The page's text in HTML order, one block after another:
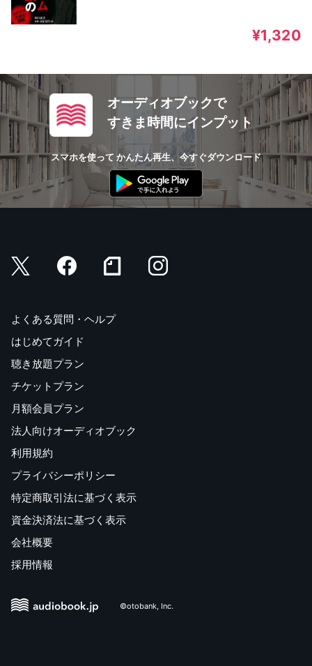
¥1,320
オーディオブックで
すきま時間にインプット
スマホを使って かんたん再生、今すぐダウンロード
よくある質問・ヘルプ
はじめてガイド
聴き放題プラン
チケットプラン
月額会員プラン
法人向けオーディオブック
利用規約
プライバシーポリシー
特定商取引法に基づく表示
資金決済法に基づく表示
会社概要
採用情報
©otobank, Inc.